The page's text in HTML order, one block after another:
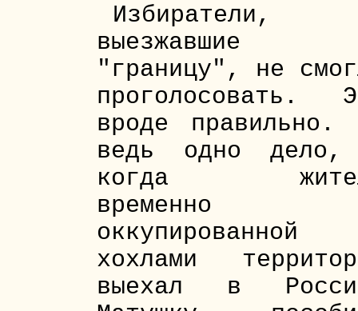
Избиратели,
выезжавшие
"границу", не
проголосовать.
вроде правильно.
ведь одно
когда
временно
оккупированной
хохлами
выехал в